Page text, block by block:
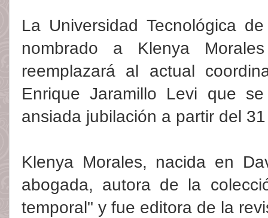
La Universidad Tecnológica
nombrado a Klenya
reemplazará al actual
Enrique Jaramillo Levi que
ansiada jubilación a partir del
Klenya Morales, nacida en
abogada, autora de la
temporal" y fue editora de la